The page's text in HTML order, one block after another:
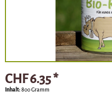
CHF 6.35 *
Inhalt:800 Gramm